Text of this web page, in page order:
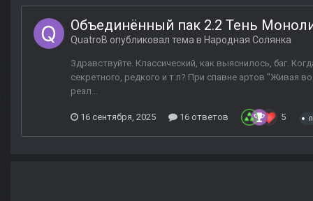
Объединённый пак 2.2 Тень
QuatroB опубликовал тема в Народная Солянка
Здравствуйте. Классический, как выяснилось, баг.
секретного, редкого и т.п? При спавне артов "Живая
реал...
16 сентября, 2025 16 ответов 5